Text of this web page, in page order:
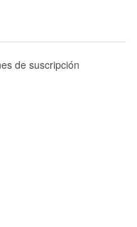
de suscripción